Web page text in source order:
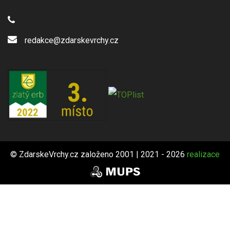
redakce@zdarskevrchy.cz
© ZdarskeVrchy.cz založeno 2001 | 2021 - 2026 realizace